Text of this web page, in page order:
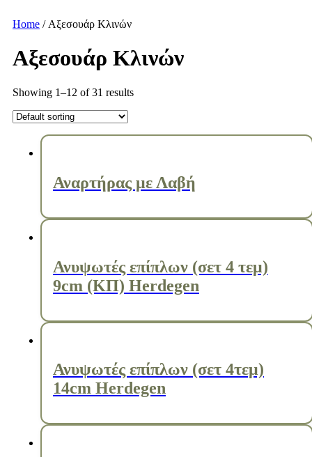
Home / Αξεσουάρ Κλινών
Αξεσουάρ Κλινών
Showing 1–12 of 31 results
Αναρτήρας με Λαβή
Ανυψωτές επίπλων (σετ 4 τεμ)
9cm (ΚΠ) Herdegen
Ανυψωτές επίπλων (σετ 4τεμ)
14cm Herdegen